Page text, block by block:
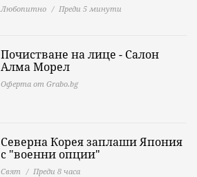
Любопитно Преди 5 минути
Почистване на лице - Салон
Алма Морел
Оферта от Grabo.bg
Северна Корея заплаши Япония
с "военни опции"
Свят Преди 8 часа